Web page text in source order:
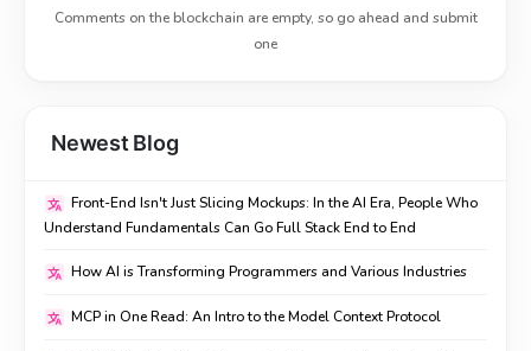
Comments on the blockchain are empty, so go ahead and submit
one
Newest Blog
Front-End Isn't Just Slicing Mockups: In the AI Era, People Who
Understand Fundamentals Can Go Full Stack End to End
How AI is Transforming Programmers and Various Industries
MCP in One Read: An Intro to the Model Context Protocol